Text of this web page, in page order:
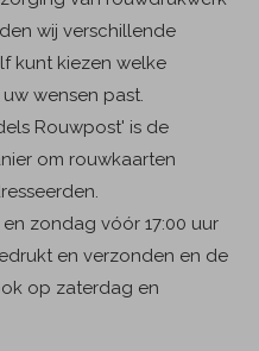
wij verschillende
kunt kiezen welke
wensen past.
Rouwpost' is de
om rouwkaarten
zondag vóór 17:00 uur
en verzonden en de
op zaterdag en